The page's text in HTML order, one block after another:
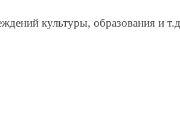
культуры, образования и